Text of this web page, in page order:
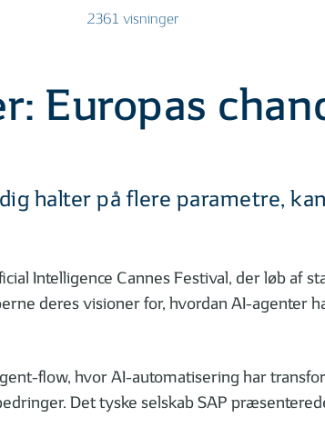
2361 visninger
Europas
halter på flere parametre,
Intelligence Cannes Festival, der løb af
deres visioner for, hvordan AI-
flow, hvor AI-automatisering har
Det tyske selskab SAP